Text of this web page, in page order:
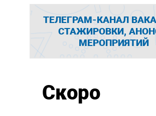
ТЕЛЕГРАМ-КАНАЛ
СТАЖИРОВКИ,
МЕРОПРИЯТИЙ
Скоро